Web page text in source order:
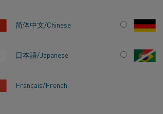
简体中文/Chinese
日本語/Japanese
Français/French
industria del vidrio a través del calentamiento eléctrico